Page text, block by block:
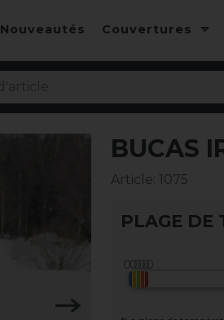
Nouveautés Couvertures
BUCAS
Article: 1075
PLAGE DE